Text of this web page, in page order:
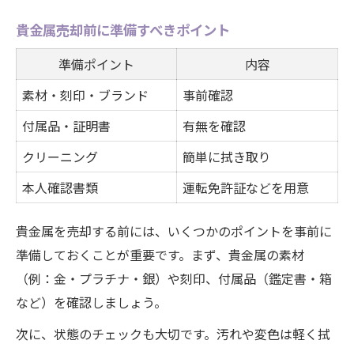
貴金属売却前に準備すべきポイント
準備ポイント
内容
素材・刻印・ブランド
事前確認
付属品・証明書
有無を確認
クリーニング
簡単に拭き取り
本人確認書類
運転免許証などを用意
貴金属を売却する前には、いくつかのポイントを事前に
準備しておくことが重要です。まず、貴金属の素材
（例：金・プラチナ・銀）や刻印、付属品（鑑定書・箱
など）を確認しましょう。
次に、状態のチェックも大切です。汚れや変色は軽く拭